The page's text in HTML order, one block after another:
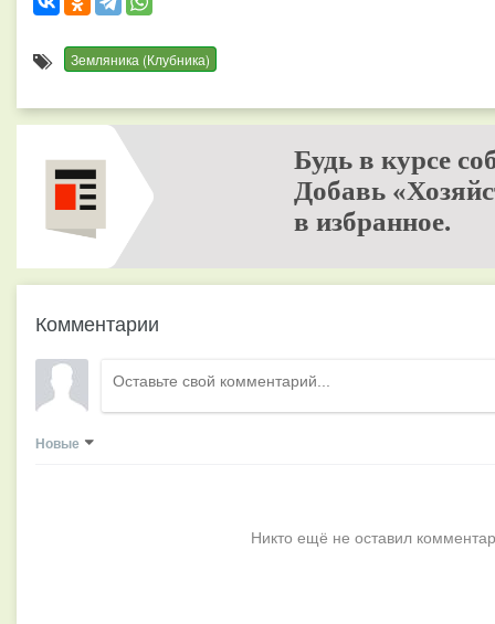
Земляника (Клубника)
Будь в курсе
Добавь
в избранное.
Комментарии
Новые
Никто ещё не оставил